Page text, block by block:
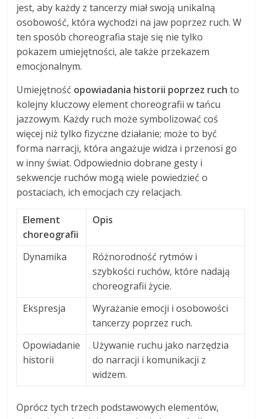
jest, aby każdy z tancerzy miał swoją unikalną
osobowość, która wychodzi na jaw poprzez ruch. W
ten sposób choreografia staje się nie tylko
pokazem umiejętności, ale także przekazem
emocjonalnym.
Umiejętność opowiadania historii poprzez ruch to
kolejny kluczowy element choreografii w tańcu
jazzowym. Każdy ruch może symbolizować coś
więcej niż tylko fizyczne działanie; może to być
forma narracji, która angażuje widza i przenosi go
w inny świat. Odpowiednio dobrane gesty i
sekwencje ruchów mogą wiele powiedzieć o
postaciach, ich emocjach czy relacjach.
Element
choreografii
Opis
Dynamika
Różnorodność rytmów i
szybkości ruchów, które nadają
choreografii życie.
Ekspresja
Wyrażanie emocji i osobowości
tancerzy poprzez ruch.
Opowiadanie
historii
Używanie ruchu jako narzędzia
do narracji i komunikacji z
widzem.
Oprócz tych trzech podstawowych elementów,